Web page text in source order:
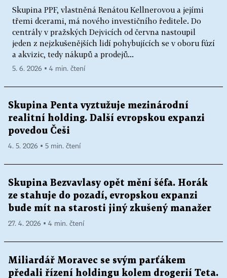
Skupina PPF, vlastněná Renátou Kellnerovou a jejími
třemi dcerami, má nového investičního ředitele. Do
centrály v pražských Dejvicích od června nastoupil
jeden z nejzkušenějších lidí pohybujících se v oboru fúzí
a akvizic, tedy nákupů a prodejů...
5. 6. 2026 ▪ 4 min. čtení
Skupina Penta vyztužuje mezinárodní
realitní holding. Další evropskou expanzi
povedou Češi
4. 5. 2026 ▪ 5 min. čtení
Skupina Bezvavlasy opět mění šéfa. Horák
ze stahuje do pozadí, evropskou expanzi
bude mít na starosti jiný zkušený manažer
27. 4. 2026 ▪ 4 min. čtení
Miliardář Moravec se svým parťákem
předali řízení holdingu kolem drogerií Teta.